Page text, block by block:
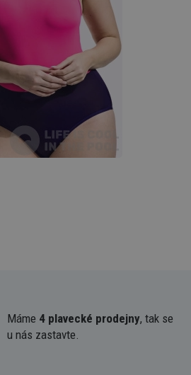
Máme 4 plavecké prodejny, tak se
u nás zastavte.